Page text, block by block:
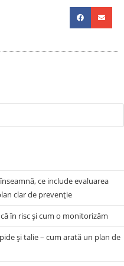
ce include evaluarea
clar de prevenție
în risc și cum o monitorizăm
și talie – cum arată un plan de